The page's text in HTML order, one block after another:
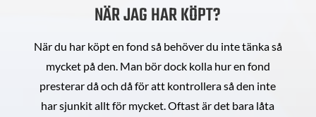
NÄR JAG HAR KÖPT?
När du har köpt en fond så behöver du inte tänka så
mycket på den. Man bör dock kolla hur en fond
presterar då och då för att kontrollera så den inte
har sjunkit allt för mycket. Oftast är det bara låta